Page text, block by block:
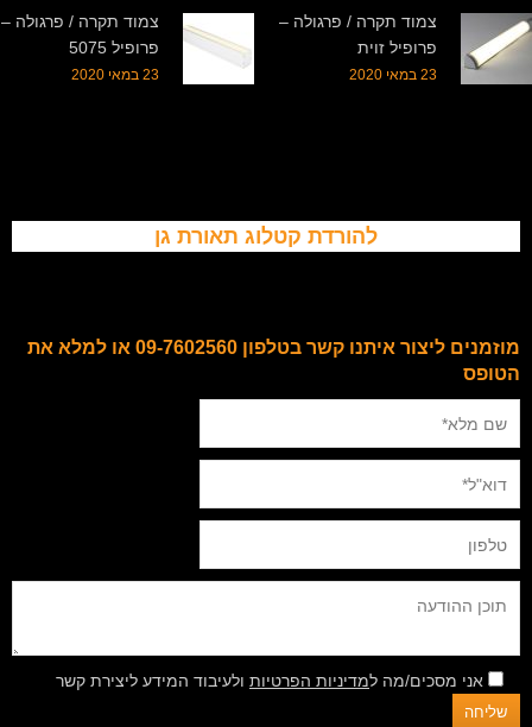
צמוד תקרה / פרגולה –
פרופיל זוית
23 במאי 2020
צמוד תקרה / פרגולה –
פרופיל 5075
23 במאי 2020
להורדת קטלוג תאורת גן
מוזמנים ליצור איתנו קשר בטלפון 09-7602560 או למלא את
הטופס
אני מסכים/מה למדיניות הפרטיות ולעיבוד המידע ליצירת קשר